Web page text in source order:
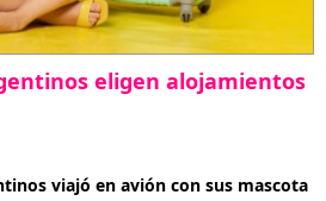
eligen alojamientos
viajó en avión con sus mascota